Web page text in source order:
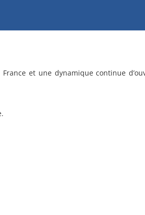
France et une dynamique continue